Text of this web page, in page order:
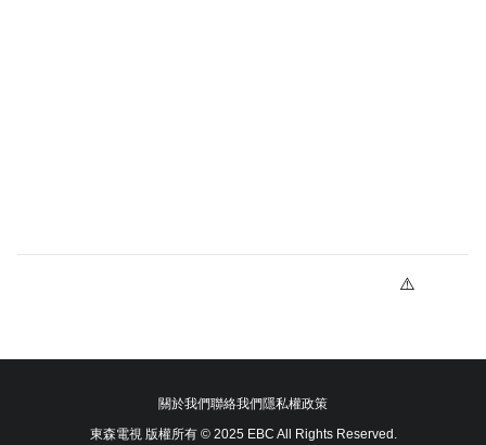
關於我們聯絡我們隱私權政策
東森電視 版權所有 © 2025 EBC All Rights Reserved.